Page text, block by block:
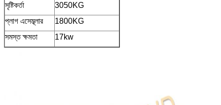
সৃষ্টিকর্তা
3050KG
প্লাগ এসেম্ব্লার
1800KG
সমস্ত ক্ষমতা
17kw